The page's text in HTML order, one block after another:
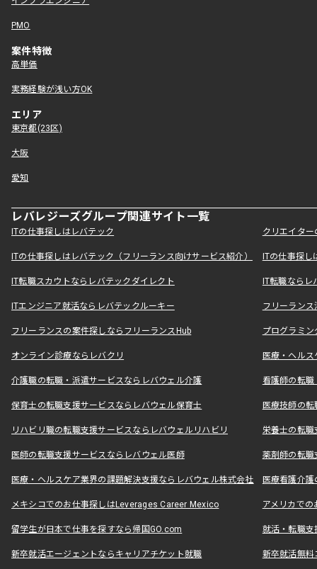
PMO
案件特徴
高単価
実務経験が浅い方OK
エリア
東京都(23区)
大阪
愛知
レバレジーズグループ関連サイト一覧
ITの仕事探しはレバテック クリエイタ
ITの仕事探しはレバテック（フリーランス向けサービス紹介） ITの仕事探
IT転職スカウトならレバテックダイレクト IT転職なら
ITエンジニア就活ならレバテックルーキー フリーラン
フリーランスの案件探しならフリーランスHub プログラミ
オンライン診療ならレバクリ 医療・ヘル
介護職の転職・派遣サービスならレバウェル介護 看護師の転
保育士の転職支援サービスならレバウェル保育士 医療技師の
リハビリ職の転職支援サービスならレバウェルリハビリ 栄養士の転
医師の転職支援サービスならレバウェル医師 薬剤師の転
医療・ヘルスケア業界の課題解決支援ならレバウェル株式会社 医療看護介
メキシコでのお仕事探しはLeverages Career Mexico アメリカで
留学生が日本で仕事を探すなら帰国GO.com 就活・転職
新卒就活エージェントならキャリアチケット就職 新卒就活無料